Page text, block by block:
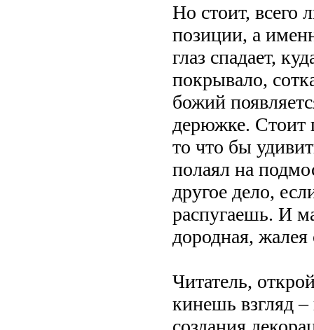
Но стоит, всего
позиции, а
глаз спадает,
покрывало,
божий
дерюжке. Стоит
то что бы
полаял на
другое дело,
распугаешь. И
дородная, жалея
Читатель,
кинешь взгляд